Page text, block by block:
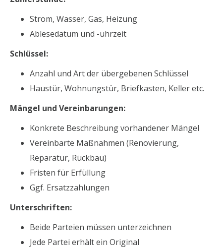
Strom, Wasser, Gas, Heizung
Ablesedatum und -uhrzeit
Schlüssel:
Anzahl und Art der übergebenen Schlüssel
Haustür, Wohnungstür, Briefkasten, Keller etc.
Mängel und Vereinbarungen:
Konkrete Beschreibung vorhandener Mängel
Vereinbarte Maßnahmen (Renovierung,
Reparatur, Rückbau)
Fristen für Erfüllung
Ggf. Ersatzzahlungen
Unterschriften:
Beide Parteien müssen unterzeichnen
Jede Partei erhält ein Original